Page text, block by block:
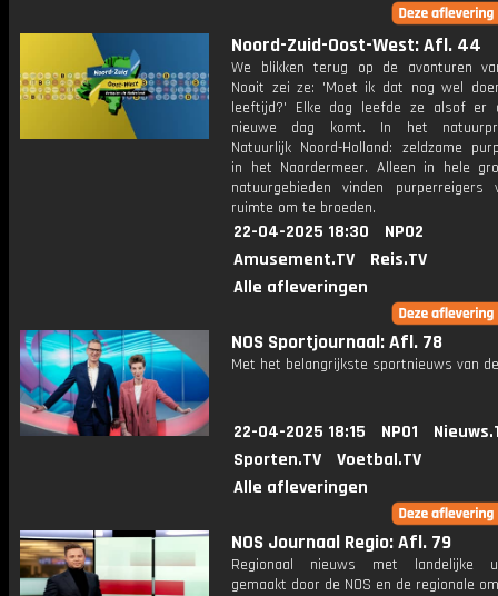
Noord-Zuid-Oost-West: Afl. 44
We blikken terug op de avonturen
Nooit zei ze: 'Moet ik dat nog wel
leeftijd?' Elke dag leefde ze alsof er
nieuwe dag komt. In het
Natuurlijk Noord-Holland: zeldzame
in het Naardermeer. Alleen in hele
natuurgebieden vinden purperreigers
ruimte om te broeden.
22-04-2025 18:30
NPO2
Amusement.TV
Reis.TV
Alle afleveringen
NOS Sportjournaal: Afl. 78
Met het belangrijkste sportnieuws van
22-04-2025 18:15 NPO1
Sporten.TV
Voetbal.TV
Alle afleveringen
NOS Journaal Regio: Afl. 79
Regionaal nieuws met landelijke
gemaakt door de NOS en de regionale